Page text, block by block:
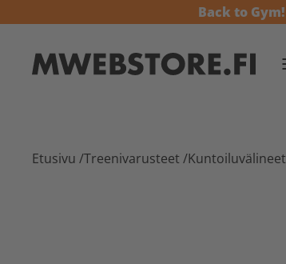
Back to Gym!
Etusivu /Treenivarusteet /Kuntoiluvälineet